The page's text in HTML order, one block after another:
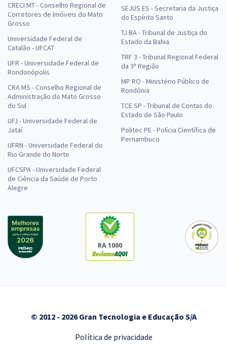
CRECI MT - Conselho Regional de
Corretores de Imóveis do Mato
Grosso
Universidade Federal de
Catalão - UFCAT
UFR - Universidade Federal de
Rondonópolis
CRA MS - Conselho Regional de
Administração do Mato Grosso
do Sul
UFJ - Universidade Federal de
Jataí
UFRN - Universidade Federal do
Rio Grande do Norte
UFCSPA - Universidade Federal
de Ciência da Saúde de Porto
Alegre
SEJUS ES - Secretaria da Justiça
do Espírito Santo
TJ BA - Tribunal de Justiça do
Estado da Bahia
TRF 3 - Tribunal Regional Federal
da 3ª Região
MP RO - Ministério Público de
Rondônia
TCE SP - Tribunal de Contas do
Estado de São Paulo
Politec PE - Polícia Científica de
Pernambuco
RA 1000
© 2012 - 2026 Gran Tecnologia e Educação S/A
Política de privacidade